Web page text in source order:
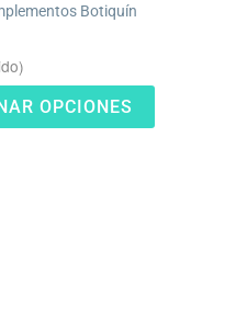
Botiquín
OPCIONES
en
la